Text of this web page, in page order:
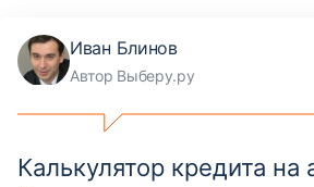
Иван Блинов
Автор Выберу.ру
Калькулятор кредита на